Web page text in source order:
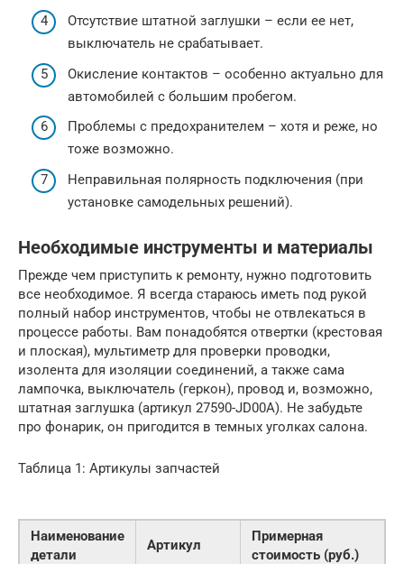
Отсутствие штатной заглушки – если ее нет,
выключатель не срабатывает.
Окисление контактов – особенно актуально для
автомобилей с большим пробегом.
Проблемы с предохранителем – хотя и реже, но
тоже возможно.
Неправильная полярность подключения (при
установке самодельных решений).
Необходимые инструменты и материалы
Прежде чем приступить к ремонту, нужно подготовить
все необходимое. Я всегда стараюсь иметь под рукой
полный набор инструментов, чтобы не отвлекаться в
процессе работы. Вам понадобятся отвертки (крестовая
и плоская), мультиметр для проверки проводки,
изолента для изоляции соединений, а также сама
лампочка, выключатель (геркон), провод и, возможно,
штатная заглушка (артикул 27590-JD00A). Не забудьте
про фонарик, он пригодится в темных уголках салона.
Таблица 1: Артикулы запчастей
Наименование
детали
Артикул
Примерная
стоимость (руб.)